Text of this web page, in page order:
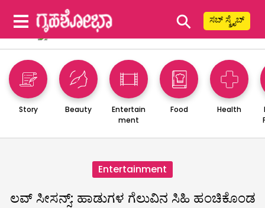
⚲ ಸಬ್ ಸ್ಕ್ರೈಬ್
Story Beauty
Entertain
ment
Food Health
Entertainment
ಲವ್ ಸೀಸನ್ಸ್: ಹಾಡುಗಳ ಗೆಲುವಿನ ಸಿಹಿ ಹಂಚಿಕೊಂಡ